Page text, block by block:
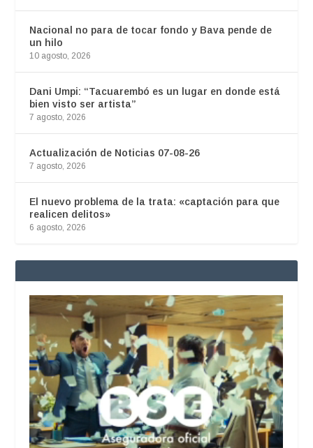
Nacional no para de tocar fondo y Bava pende de
un hilo
10 agosto, 2026
Dani Umpi: “Tacuarembó es un lugar en donde está
bien visto ser artista”
7 agosto, 2026
Actualización de Noticias 07-08-26
7 agosto, 2026
El nuevo problema de la trata: «captación para que
realicen delitos»
6 agosto, 2026